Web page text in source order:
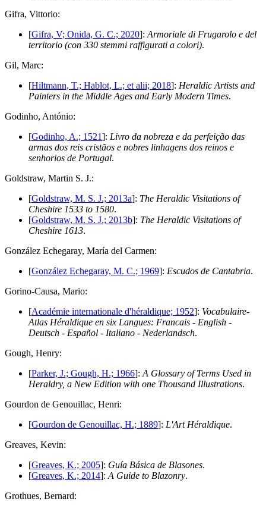
Gifra, Vittorio:
[Gifra, V; Onida, G. C.; 2020]: Armoriale di Frugarolo e del
territorio (con 330 stemmi raffigurati a colori).
Gil, Marc:
[Hiltmann, T.; Hablot, L.; et alii; 2018]: Heraldic Artists and
Painters in the Middle Ages and Early Modern Times.
Godinho, António:
[Godinho, A.; 1521]: Livro da nobreza e da perfeição das
armas dos reis cristãos e nobres linhagens dos reinos e
senhorios de Portugal.
Goldstraw, Martin S. J.:
[Goldstraw, M. S. J.; 2013a]: The Heraldic Visitations of
Cheshire 1533 to 1580.
[Goldstraw, M. S. J.; 2013b]: The Heraldic Visitations of
Cheshire 1613.
González Echegaray, María del Carmen:
[González Echegaray, M. C.; 1969]: Escudos de Cantabria.
Gorino-Causa, Mario:
[Académie internationale d'héraldique; 1952]: Vocabulaire-
Atlas Héraldique en six Langues: Francais - English -
Deutsch - Español - Italiano - Nederlandsch.
Gough, Henry:
[Parker, J.; Gough, H.; 1966]: A Glossary of Terms Used in
Heraldry, a New Edition with one Thousand Illustrations.
Gourdon de Genouillac, Henri:
[Gourdon de Genouillac, H.; 1889]: L'Art Héraldique.
Greaves, Kevin:
[Greaves, K.; 2005]: Guía Básica de Blasones.
[Greaves, K.; 2014]: A Guide to Blazonry.
Grothues, Bernard: